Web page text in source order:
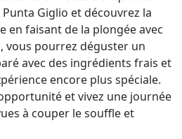
Giglio et découvrez la
en faisant de la plongée avec
vous pourrez déguster un
avec des ingrédients frais et
encore plus spéciale.
et vivez une journée
à couper le souffle et